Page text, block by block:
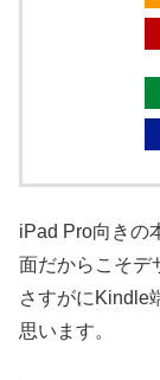
iPad Pro向きの
面だからこそデ
さすがにKindle
思います。